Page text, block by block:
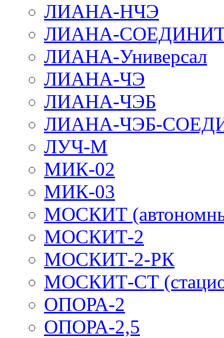
ЛИАНА-НЧЭ
ЛИАНА-
ЛИАНА-Универсал
ЛИАНА-ЧЭ
ЛИАНА-ЧЭБ
ЛИАНА-ЧЭБ-
ЛУЧ-М
МИК-02
МИК-03
МОСКИТ
МОСКИТ-2
МОСКИТ-2-РК
МОСКИТ-СТ
ОПОРА-2
ОПОРА-2,5